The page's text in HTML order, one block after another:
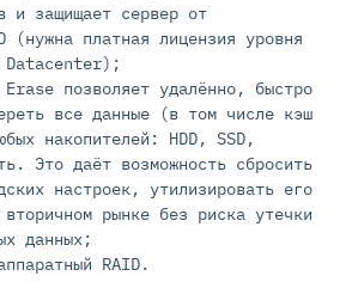
и защищает сервер от
(нужна платная лицензия уровня
позволяет удалённо, быстро
все данные (в том числе кэш
накопителей: HDD, SSD,
Это даёт возможность сбросить
настроек, утилизировать его
рынке без риска утечки
данных;
RAID.